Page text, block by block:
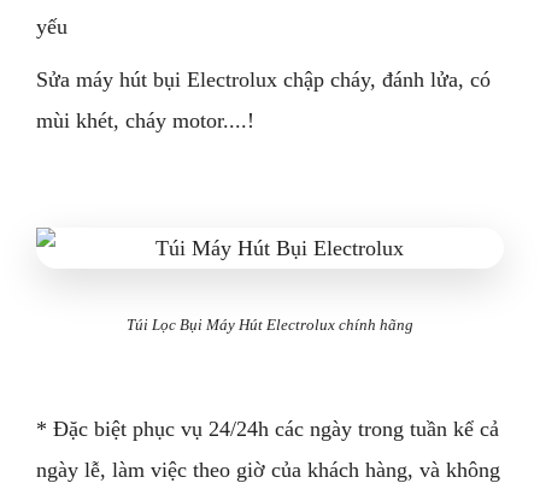
yếu
Sửa máy hút bụi Electrolux chập cháy, đánh lửa, có
mùi khét, cháy motor....!
Túi Lọc Bụi Máy Hút Electrolux chính hãng
* Đặc biệt phục vụ 24/24h các ngày trong tuần kể cả
ngày lễ, làm việc theo giờ của khách hàng, và không